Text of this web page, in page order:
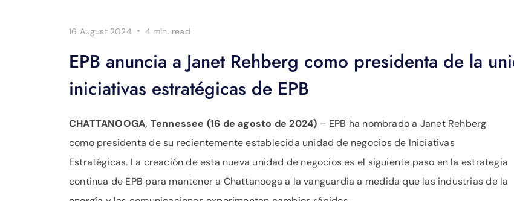
16 August 2024 · 4 min. read
EPB anuncia a Janet Rehberg como presidenta de la
iniciativas estratégicas de EPB
CHATTANOOGA, Tennessee (16 de agosto de 2024) – EPB ha nombrado a Janet Rehberg
como presidenta de su recientemente establecida unidad de negocios de Iniciativas
Estratégicas. La creación de esta nueva unidad de negocios es el siguiente paso en la estrategia
continua de EPB para mantener a Chattanooga a la vanguardia a medida que las industrias de la